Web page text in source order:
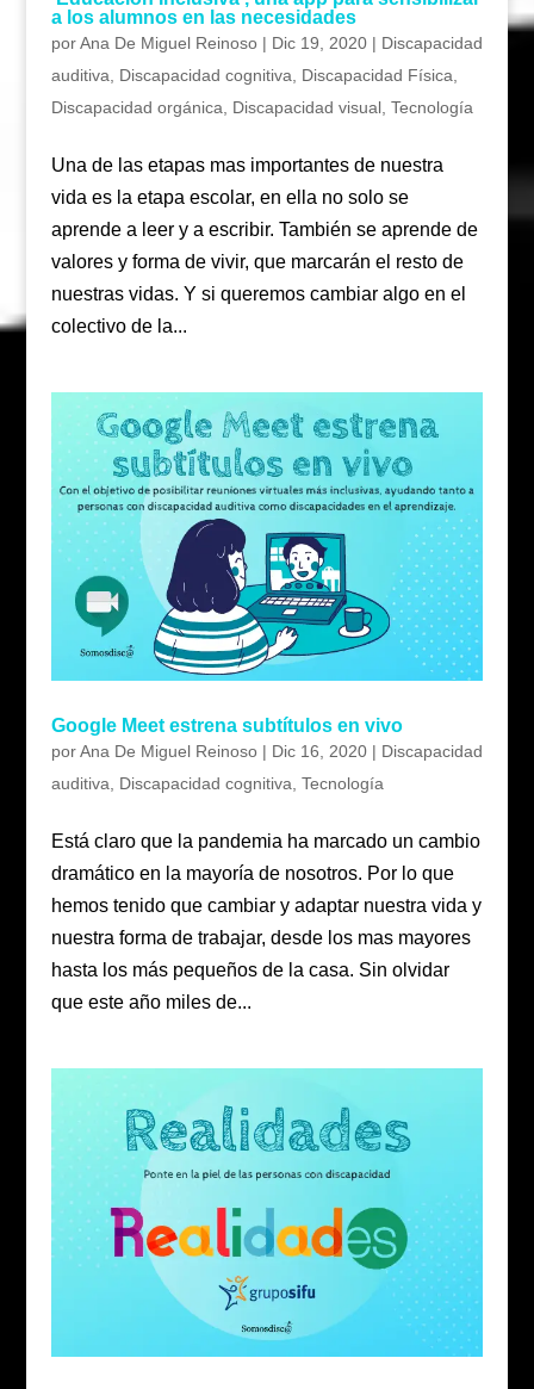
a los alumnos en las necesidades
porAna De Miguel Reinoso| Dic 19, 2020| Discapacidad
auditiva
Discapacidad cognitiva Discapacidad Física
Discapacidad orgánica
Discapacidad visual, Tecnología
Una de las etapas mas importantes de nuestra
vida es la etapa escolar, en ella no solo se
aprende a leer y a escribir. También se aprende de
valores y forma de vivir, que marcarán el resto de
nuestras vidas. Y si queremos cambiar algo en el
colectivo de la...
Google Meet estrena subtítulos en vivo
porAna De Miguel Reinoso| Dic 16, 2020| Discapacidad
auditiva
Discapacidad cognitiva Tecnología
Está claro que la pandemia ha marcado un cambio
dramático en la mayoría de nosotros. Por lo que
hemos tenido que cambiar y adaptar nuestra vida y
nuestra forma de trabajar, desde los mas mayores
hasta los más pequeños de la casa. Sin olvidar
que este año miles de...